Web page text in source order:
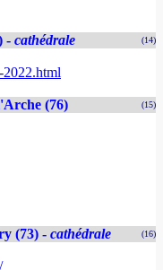
- cathédrale (14)
(76) (15)
(73) - cathédrale (16)